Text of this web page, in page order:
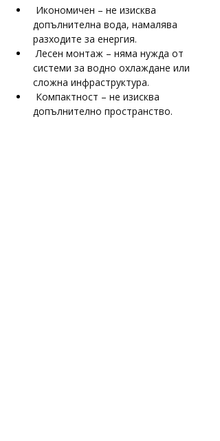
допълнителна вода, намалява
разходите за енергия.
Лесен монтаж – няма нужда от
системи за водно охлаждане или
сложна инфраструктура.
допълнително пространство.